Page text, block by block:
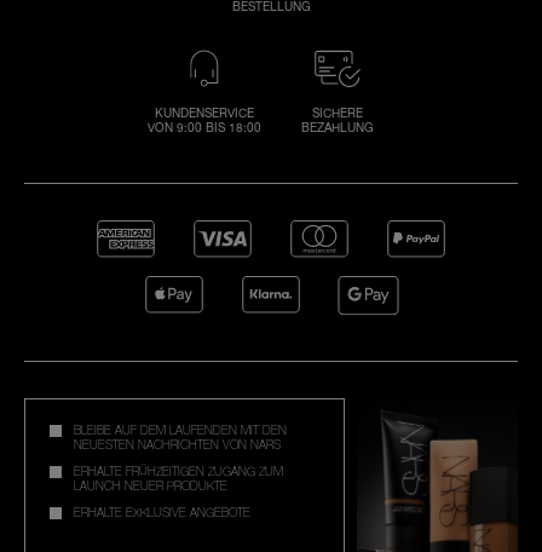
BESTELLUNG
KUNDENSERVICE
VON 9:00 BIS 18:00
SICHERE
BEZAHLUNG
BLEIBE AUF DEM LAUFENDEN MIT DEN
NEUESTEN NACHRICHTEN VON NARS
ERHALTE FRÜHZEITIGEN ZUGANG ZUM
LAUNCH NEUER PRODUKTE
ERHALTE EXKLUSIVE ANGEBOTE